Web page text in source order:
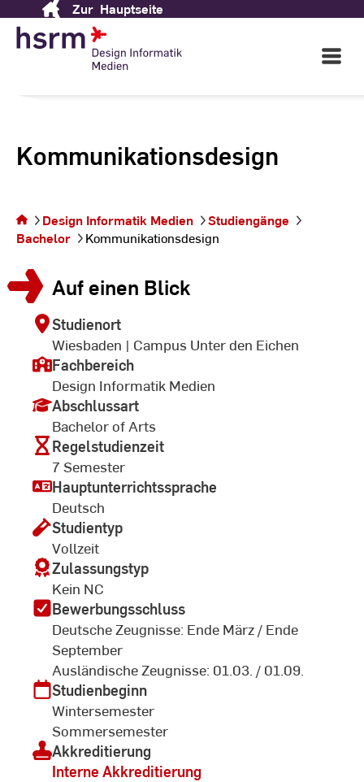
Content
Zur Hauptseite
Open
Main
Kommunikationsdesign
Sie befinden sich auf
der Seite
Kommunikationsdesign
Design Informatik Medien
Studiengänge
Bachelor
Kommunikationsdesign
Auf einen Blick
Studienort
Wiesbaden | Campus Unter den Eichen
Fachbereich
Design Informatik Medien
Abschlussart
Bachelor of Arts
Regelstudienzeit
7 Semester
Hauptunterrichtssprache
Deutsch
Studientyp
Vollzeit
Zulassungstyp
Kein NC
Bewerbungsschluss
Deutsche Zeugnisse: Ende März / Ende
September
Ausländische Zeugnisse: 01.03. / 01.09.
Studienbeginn
Wintersemester
Sommersemester
Akkreditierung
Interne Akkreditierung